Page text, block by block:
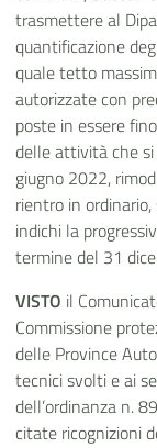
trasmettere al
quantificazione
quale tetto
autorizzate con
poste in essere
delle attività che si
giugno 2022,
rientro in
indichi la
termine del 31
VISTO il
Commissione
delle Province
tecnici svolti e ai
dell’ordinanza n.
citate ricognizioni